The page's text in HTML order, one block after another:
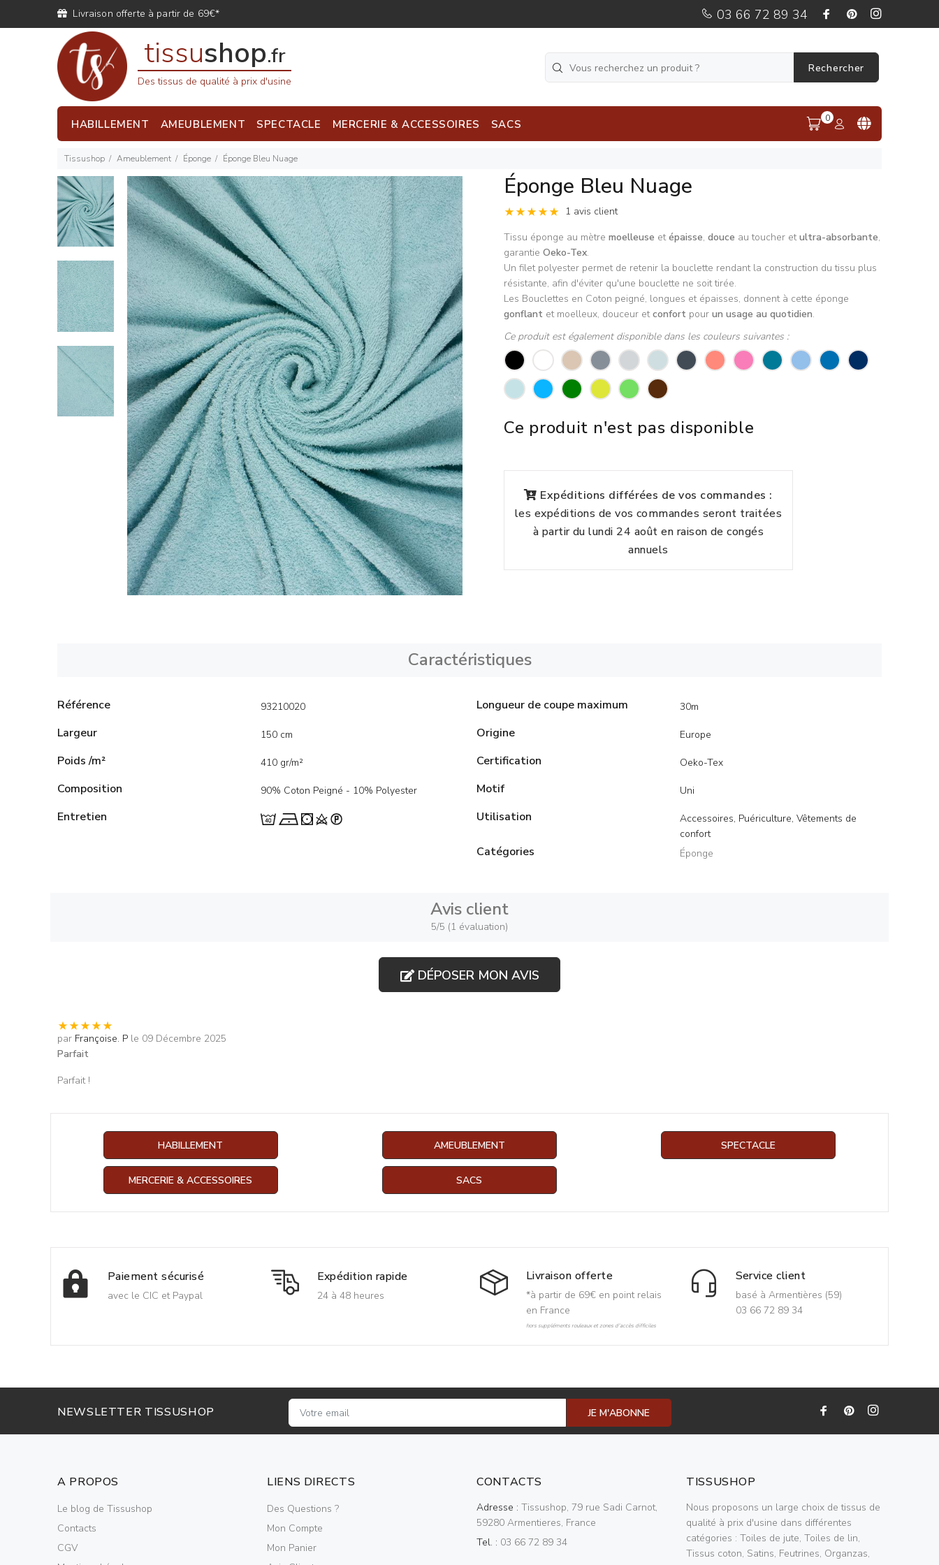
Livraison offerte à partir de 69€* 03 66 72 89 34
tissushop.fr
Des tissus de qualité à prix d'usine
Rechercher
HABILLEMENT AMEUBLEMENT SPECTACLE MERCERIE & ACCESSOIRES SACS 0
Tissushop Ameublement Éponge Éponge Bleu Nuage
Éponge Bleu Nuage
1 avis client
Tissu éponge au mètre moelleuse etépaisse, douce au toucher etultra-absorbante,
garantie Oeko-Tex.
Un filet polyester permet de retenir la bouclette rendant la construction du tissu plus
résistante, afin d'éviter qu'une bouclette ne soit tirée.
Les Bouclettes en Coton peigné, longues et épaisses, donnent à cette éponge
gonflant et moelleux, douceur etconfort pour un usage au quotidien.
Ce produit est également disponible dans les couleurs suivantes :
Ce produit n'est pas disponible
Expéditions différées de vos commandes :
les expéditions de vos commandes seront traitées
à partir du lundi 24 août en raison de congés
annuels
Caractéristiques
Référence 93210020
Largeur 150 cm
Poids /m² 410 gr/m²
Composition 90% Coton Peigné - 10% Polyester
Entretien
Longueur de coupe maximum 30m
Origine Europe
Certification Oeko-Tex
Motif Uni
Utilisation
Accessoires, Puériculture, Vêtements de
confort
Catégories Éponge
Avis client
5/5 (1 évaluation)
DÉPOSER MON AVIS
par Françoise. P le 09 Décembre 2025
Parfait
Parfait !
HABILLEMENT AMEUBLEMENT SPECTACLE
MERCERIE & ACCESSOIRES SACS
Paiement sécurisé
avec le CIC et Paypal
Expédition rapide
24 à 48 heures
Livraison offerte
*à partir de 69€ en point relais
en France
hors suppléments rouleaux et zones d'accès difficiles
Service client
basé à Armentières (59)
03 66 72 89 34
NEWSLETTER TISSUSHOP JE M'ABONNE
A PROPOS
Le blog de Tissushop
Contacts
CGV
LIENS DIRECTS
Des Questions ?
Mon Compte
Mon Panier
CONTACTS
Adresse : Tissushop, 79 rue Sadi Carnot,
59280 Armentieres, France
Tel. : 03 66 72 89 34
TISSUSHOP
Nous proposons un large choix de tissus de
qualité à prix d'usine dans différentes
catégories : Toiles de jute, Toiles de lin,
Tissus coton, Satins, Feutrines, Organzas,